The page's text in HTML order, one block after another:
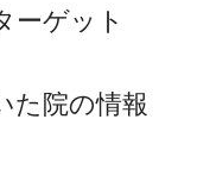
ーゲット
た院の情報